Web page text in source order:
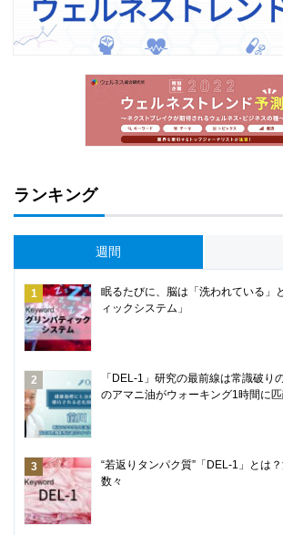
ランキング
週間
眠るたびに、脳は「洗われている」
ィックシステム」
「DEL-1」研究の最前線は常識破り
のアマニ油がウォーキング1時間に
“若返りタンパク質”「DEL-1」とは
数々